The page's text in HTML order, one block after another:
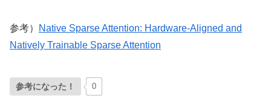
参考）
Native Sparse Attention: Hardware-Aligned and
Natively Trainable Sparse Attention
参考になった！ 0